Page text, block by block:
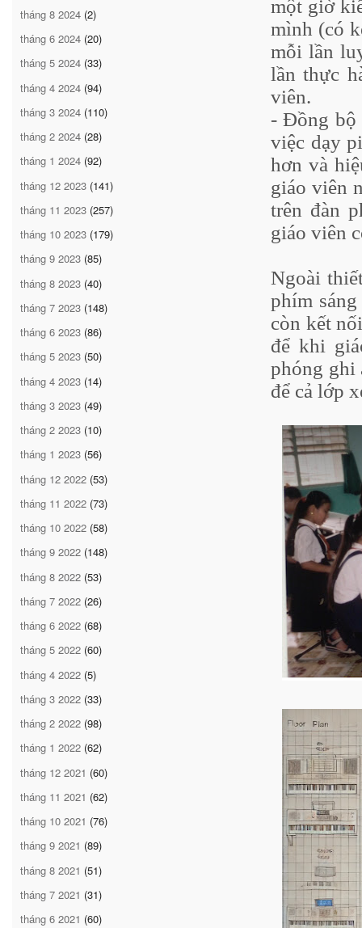
tháng 8 2024 (2)
tháng 6 2024 (20)
tháng 5 2024 (33)
tháng 4 2024 (94)
tháng 3 2024 (110)
tháng 2 2024 (28)
tháng 1 2024 (92)
tháng 12 2023 (141)
tháng 11 2023 (257)
tháng 10 2023 (179)
tháng 9 2023 (85)
tháng 8 2023 (40)
tháng 7 2023 (148)
tháng 6 2023 (86)
tháng 5 2023 (50)
tháng 4 2023 (14)
tháng 3 2023 (49)
tháng 2 2023 (10)
tháng 1 2023 (56)
tháng 12 2022 (53)
tháng 11 2022 (73)
tháng 10 2022 (58)
tháng 9 2022 (148)
tháng 8 2022 (53)
tháng 7 2022 (26)
tháng 6 2022 (68)
tháng 5 2022 (60)
tháng 4 2022 (5)
tháng 3 2022 (33)
tháng 2 2022 (98)
tháng 1 2022 (62)
tháng 12 2021 (60)
tháng 11 2021 (62)
tháng 10 2021 (76)
tháng 9 2021 (89)
tháng 8 2021 (51)
tháng 7 2021 (31)
tháng 6 2021 (60)
một giờ
mình (có
mỗi lần
lần thực
viên.
- Đồng bộ
việc dạy
hơn và
giáo viên
trên đàn
giáo viên
Ngoài
phím
còn kết
để khi
phóng ghi
để cả lớp